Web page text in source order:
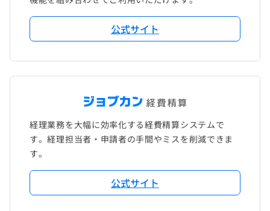
公式サイト
経理業務を大幅に効率化する経費精算システムで
す。経理担当者・申請者の手間やミスを削減できま
す。
公式サイト